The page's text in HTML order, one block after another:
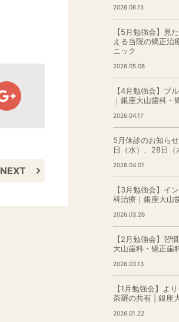
NEXT
2026.06.15
【5月勉強会】見
える当院の矯正治
ニック
2026.05.08
【4月勉強会】ブ
｜銀座大山歯科・
2026.04.17
5月休診のお知ら
日（水）、28日（
2026.04.01
【3月勉強会】イ
科治療｜銀座大山
2026.03.26
【2月勉強会】習
大山歯科・矯正歯
2026.03.13
【1月勉強会】よ
荼羅の共有 | 銀座
2026.01.22